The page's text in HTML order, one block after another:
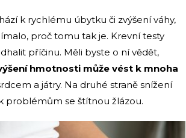
k rychlému úbytku či zvýšení váhy,
proč tomu tak je. Krevní testy
příčinu. Měli byste o ní vědět,
hmotnosti může vést k mnoha
a játry. Na druhé straně snížení
problémům se štítnou žlázou.